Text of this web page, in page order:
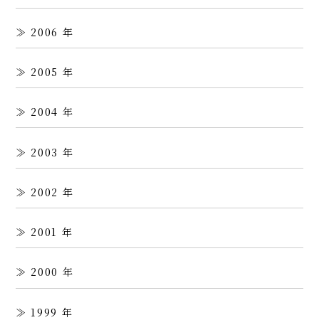
2006
2005
2004
2003
2002
2001
2000
1999